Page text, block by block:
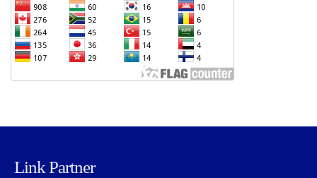
Link Partner